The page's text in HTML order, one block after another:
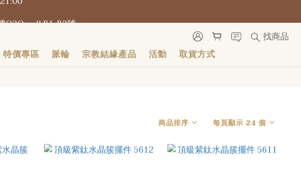
B1-B2號
找商品
特價專區 脈輪 宗教結緣產品 活動 取貨方式
商品排序 每頁顯示 24 個